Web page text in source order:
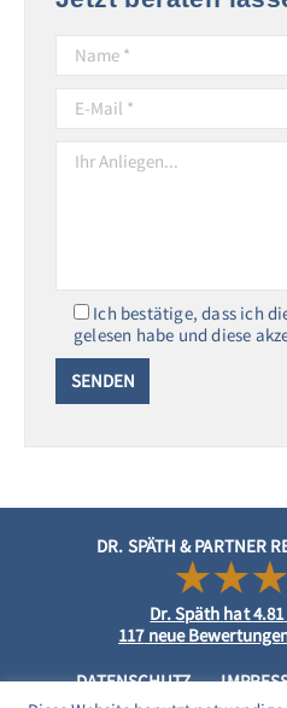
Ich bestätige, dass ich
gelesen habe und diese
DR. SPÄTH & PARTNER
Dr. Späth hat4.81
117neue
DATENSCHUTZ